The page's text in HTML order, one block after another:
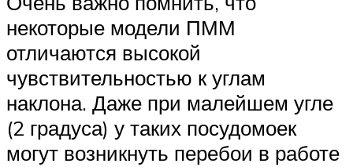
некоторые модели ПММ
отличаются высокой
чувствительностью к углам
наклона. Даже при малейшем угле
(2 градуса) у таких посудомоек
могут возникнуть перебои в работе